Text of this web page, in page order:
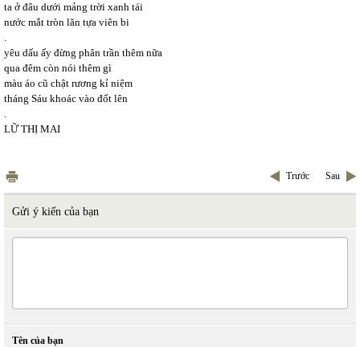
ta ở đâu dưới mảng trời xanh tái
nước mắt tròn lăn tựa viên bi
.
yêu dấu ấy đừng phân trần thêm nữa
qua đêm còn nói thêm gì
màu áo cũ chật rương kỉ niệm
tháng Sáu khoác vào đốt lên
.
LỮ THỊ MAI
Trước Sau
Gửi ý kiến của bạn
Tên của bạn